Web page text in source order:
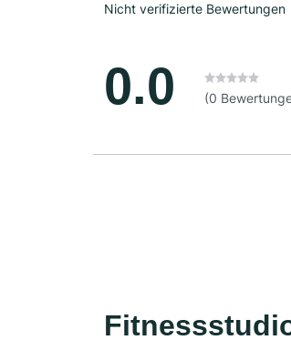
Nicht verifizierte Bewertungen
0.0 (0